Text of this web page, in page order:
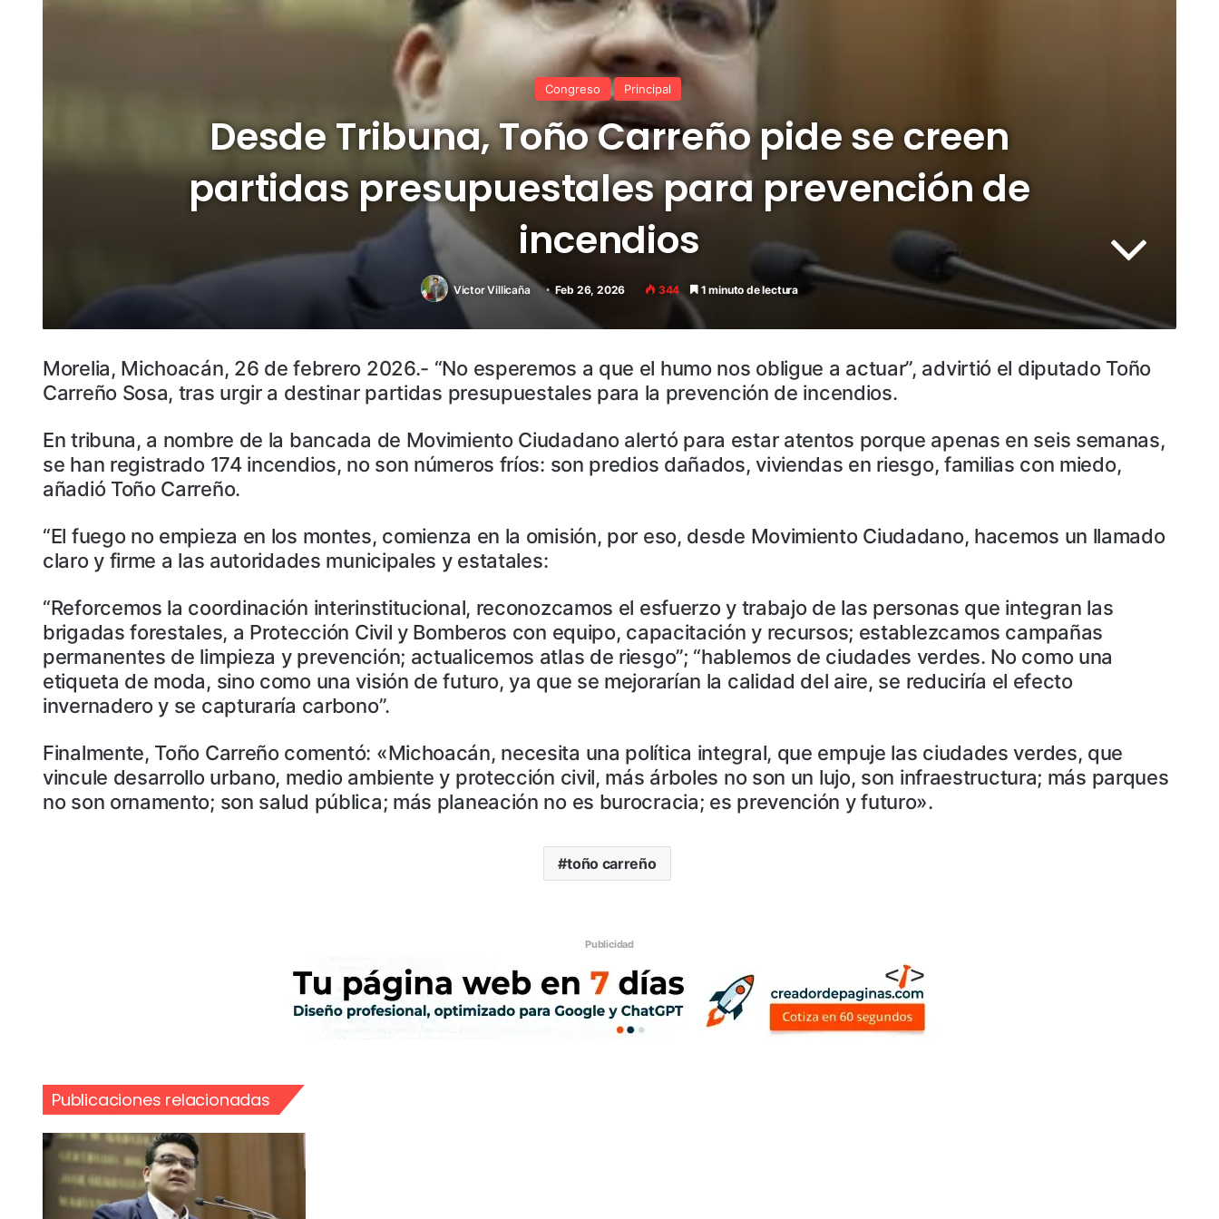
Congreso Principal
Desde Tribuna, Toño Carreño pide se creen
partidas presupuestales para prevención de
incendios
Victor Villicaña Feb 26, 2026 344 1 minuto de lectura
Morelia, Michoacán, 26 de febrero 2026.- “No esperemos a que el humo nos obligue a actuar”, advirtió el diputado Toño
Carreño Sosa, tras urgir a destinar partidas presupuestales para la prevención de incendios.
En tribuna, a nombre de la bancada de Movimiento Ciudadano alertó para estar atentos porque apenas en seis semanas,
se han registrado 174 incendios, no son números fríos: son predios dañados, viviendas en riesgo, familias con miedo,
añadió Toño Carreño.
“El fuego no empieza en los montes, comienza en la omisión, por eso, desde Movimiento Ciudadano, hacemos un llamado
claro y firme a las autoridades municipales y estatales:
“Reforcemos la coordinación interinstitucional, reconozcamos el esfuerzo y trabajo de las personas que integran las
brigadas forestales, a Protección Civil y Bomberos con equipo, capacitación y recursos; establezcamos campañas
permanentes de limpieza y prevención; actualicemos atlas de riesgo”; “hablemos de ciudades verdes. No como una
etiqueta de moda, sino como una visión de futuro, ya que se mejorarían la calidad del aire, se reduciría el efecto
invernadero y se capturaría carbono”.
Finalmente, Toño Carreño comentó: «Michoacán, necesita una política integral, que empuje las ciudades verdes, que
vincule desarrollo urbano, medio ambiente y protección civil, más árboles no son un lujo, son infraestructura; más parques
no son ornamento; son salud pública; más planeación no es burocracia; es prevención y futuro».
toño carreño
Publicidad
Publicaciones relacionadas